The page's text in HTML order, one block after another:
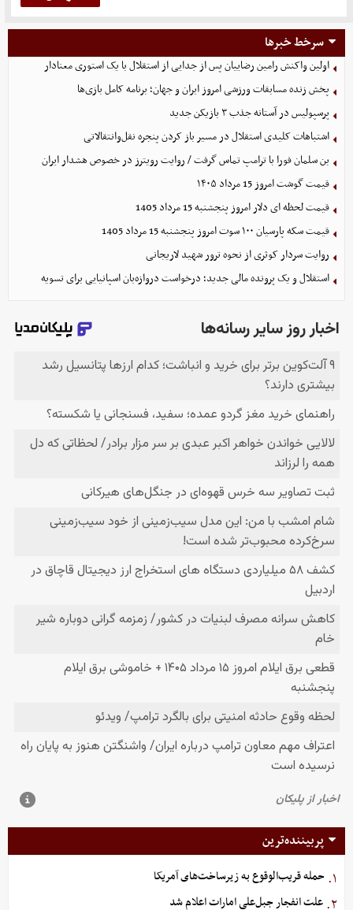
سرخط خبرها
اولین واکنش رامین رضاییان پس از جدایی از استقلال با یک استوری معنادار
پخش زنده مسابقات ورزشی امروز ایران و جهان؛ برنامه کامل بازی‌ها
پرسپولیس در آستانه جذب ۳ بازیکن جدید
اشتباهات کلیدی استقلال در مسیر باز کردن پنجره نقل‌وانتقالاتی
بن سلمان فورا با ترامپ تماس گرفت / روایت رویترز در خصوص هشدار ایران
قیمت گوشت امروز 15 مرداد ۱۴۰۵
قیمت لحظه ای دلار امروز پنجشنبه 15 مرداد 1405
قیمت سکه پارسیان ۱۰۰ سوت امروز پنجشنبه 15 مرداد 1405
روایت سردار کوثری از نحوه ترور شهید لاریجانی
استقلال و یک پرونده مالی جدید؛ درخواست دروازه‌بان اسپانیایی برای تسویه
پربیننده‌ترین
۱. حمله قریب‌الوقوع به زیرساخت‌های آمریکا
۲. علت انفجار جبل‌علی امارات اعلام شد